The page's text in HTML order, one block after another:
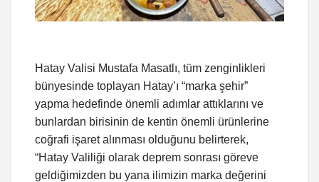
Hatay Valisi Mustafa Masatlı, tüm zenginlikleri
bünyesinde toplayan Hatay’ı “marka şehir”
yapma hedefinde önemli adımlar attıklarını ve
bunlardan birisinin de kentin önemli ürünlerine
coğrafi işaret alınması olduğunu belirterek,
“Hatay Valiliği olarak deprem sonrası göreve
geldiğimizden bu yana ilimizin marka değerini